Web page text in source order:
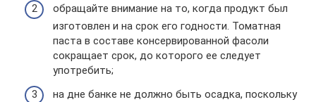
обращайте внимание на то, когда продукт был
изготовлен и на срок его годности. Томатная
паста в составе консервированной фасоли
сокращает срок, до которого ее следует
употребить;
на дне банке не должно быть осадка, поскольку